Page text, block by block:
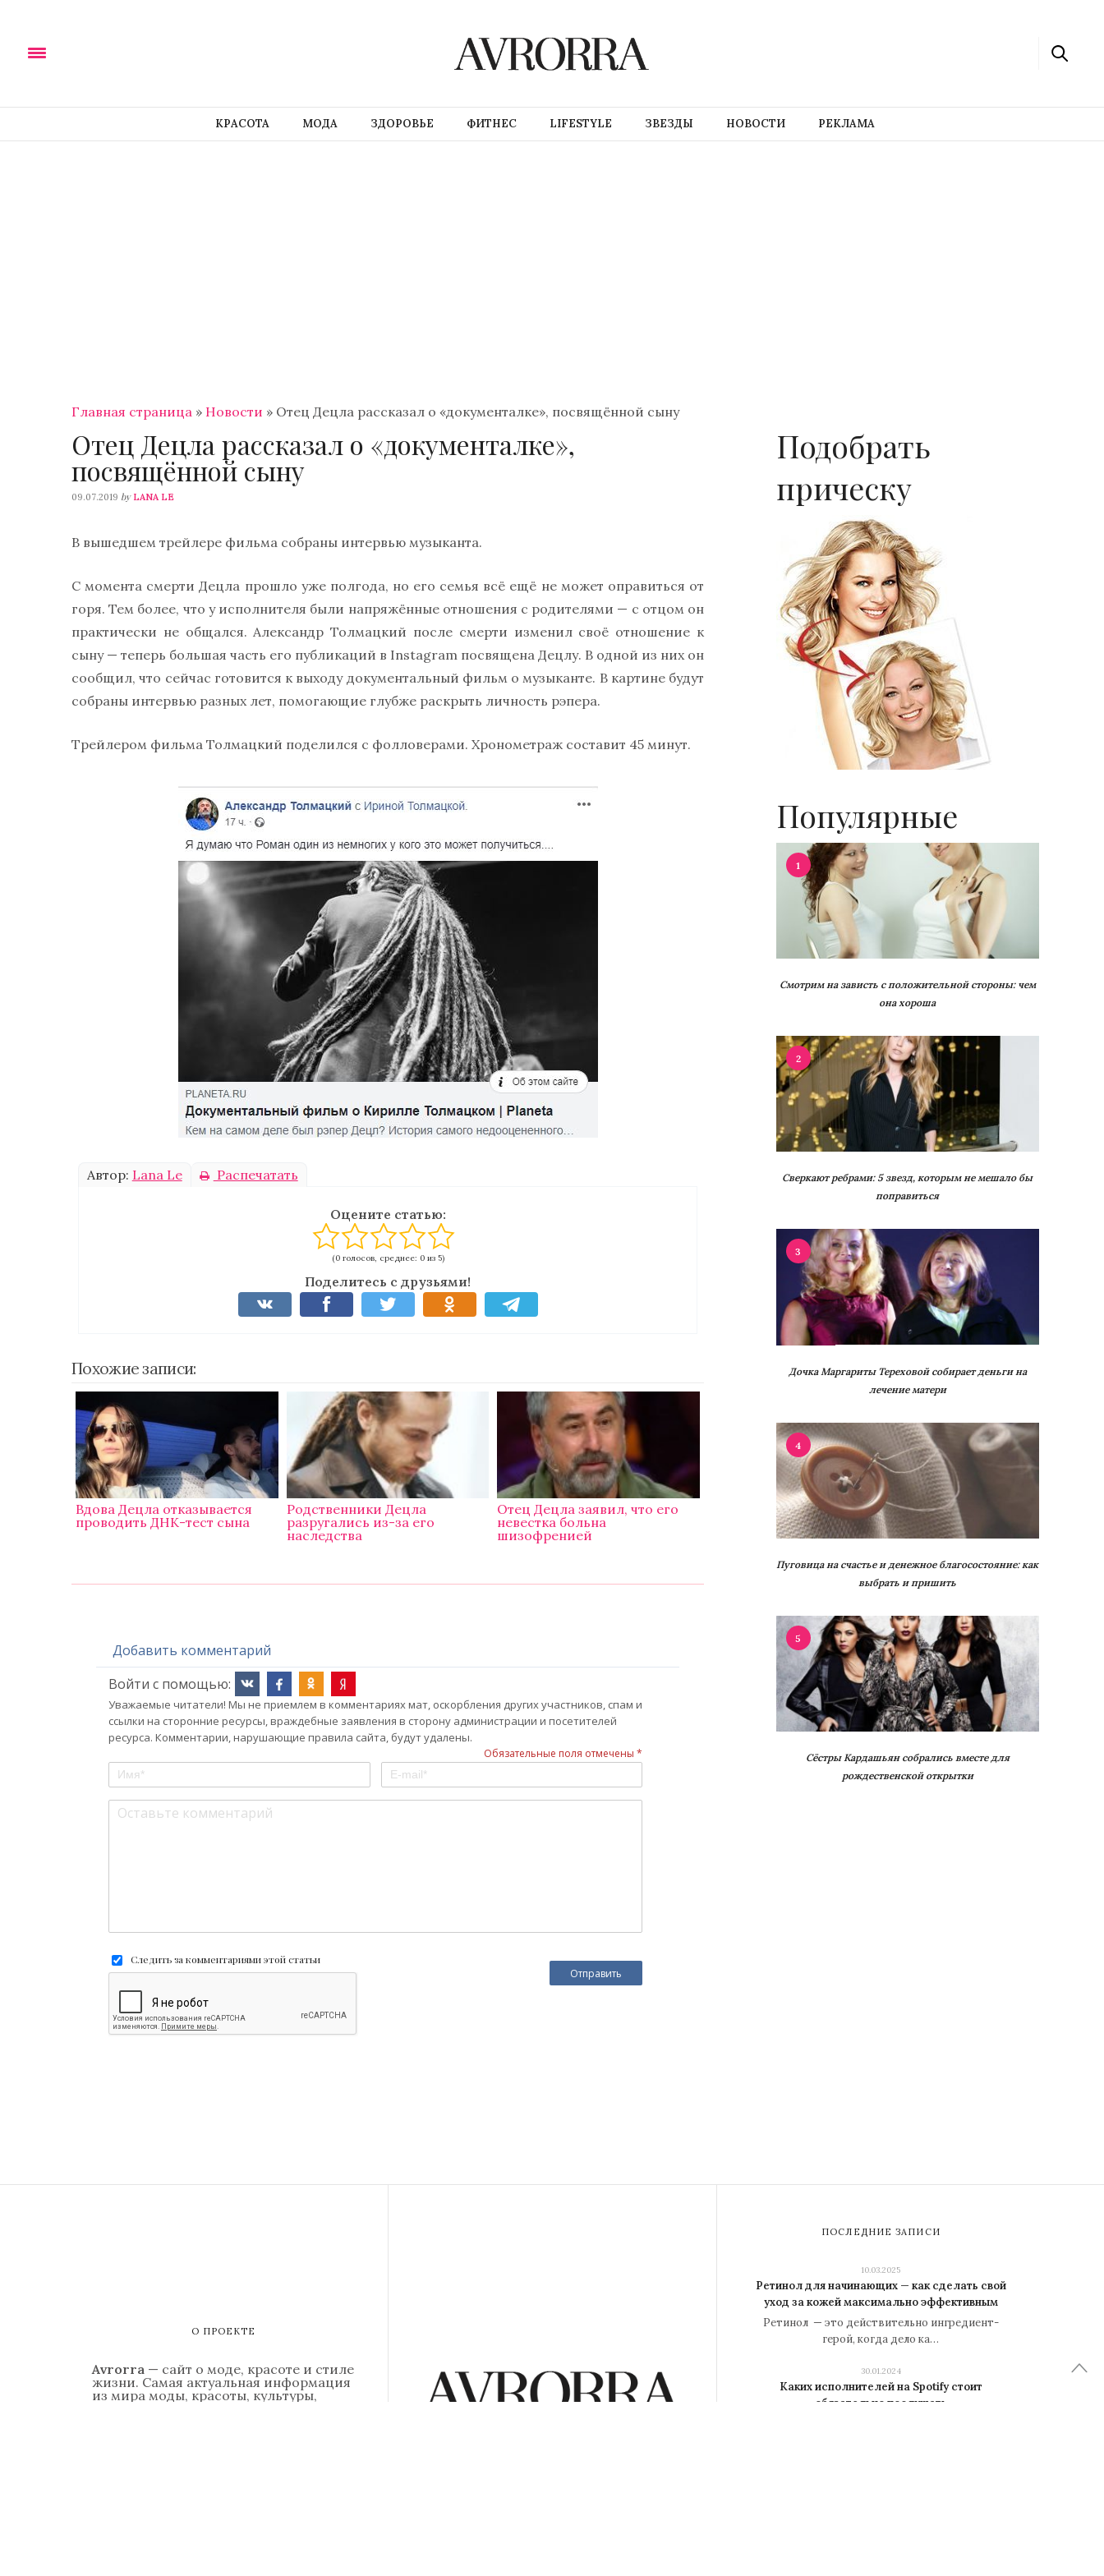
КРАСОТА МОДА ЗДОРОВЬЕ ФИТНЕС LIFESTYLE ЗВЕЗДЫ НОВОСТИ РЕКЛАМА
Главная страница » Новости » Отец Децла рассказал о «документалке», посвящённой сыну
Отец Децла рассказал о «документалке»,
посвящённой сыну
09.07.2019 by LANA LE
В вышедшем трейлере фильма собраны интервью музыканта.
С момента смерти Децла прошло уже полгода, но его семья всё ещё не может оправиться от
горя. Тем более, что у исполнителя были напряжённые отношения с родителями — с отцом он
практически не общался. Александр Толмацкий после смерти изменил своё отношение к
сыну — теперь большая часть его публикаций в Instagram посвящена Децлу. В одной из них он
сообщил, что сейчас готовится к выходу документальный фильм о музыканте. В картине будут
собраны интервью разных лет, помогающие глубже раскрыть личность рэпера.
Трейлером фильма Толмацкий поделился с фолловерами. Хронометраж составит 45 минут.
Автор: Lana Le Распечатать
Оцените статью:
(0 голосов, среднее: 0 из 5)
Поделитесь с друзьями!
Похожие записи:
Вдова Децла отказывается
проводить ДНК-тест сына
Родственники Децла
разругались из-за его
наследства
Отец Децла заявил, что его
невестка больна
шизофренией
Добавить комментарий
Войти с помощью:
Уважаемые читатели! Мы не приемлем в комментариях мат, оскорбления других участников, спам и
ссылки на сторонние ресурсы, враждебные заявления в сторону администрации и посетителей
ресурса. Комментарии, нарушающие правила сайта, будут удалены.
Обязательные поля отмечены *
Следить за комментариями этой статьи
Подобрать
прическу
Популярные
1
Смотрим на зависть с положительной стороны: чем
она хороша
2
Сверкают ребрами: 5 звезд, которым не мешало бы
поправиться
3
Дочка Маргариты Тереховой собирает деньги на
лечение матери
4
Пуговица на счастье и денежное благосостояние: как
выбрать и пришить
5
Сёстры Кардашьян собрались вместе для
рождественской открытки
О ПРОЕКТЕ
Avrorra — сайт о моде, красоте и стиле
жизни. Самая актуальная информация
из мира моды, красоты, культуры,
ПОСЛЕДНИЕ ЗАПИСИ
10.03.2025
Ретинол для начинающих — как сделать свой
уход за кожей максимально эффективным
Ретинол — это действительно ингредиент-
герой, когда дело ка…
30.01.2024
Каких исполнителей на Spotify стоит
обязательно послушать